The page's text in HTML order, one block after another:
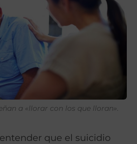
a «llorar con los que lloran».
que el suicidio